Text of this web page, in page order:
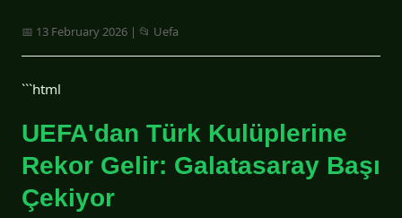
📅 13 February 2026 | 📂 Uefa
```html
UEFA'dan Türk Kulüplerine
Rekor Gelir: Galatasaray Başı
Çekiyor